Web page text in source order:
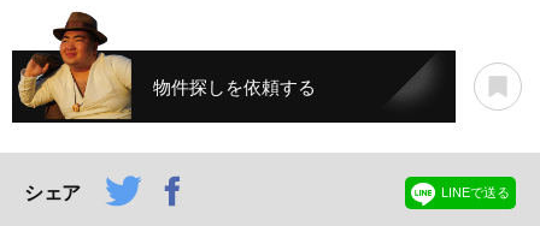
物件探しを依頼する
シェア LINEで送る